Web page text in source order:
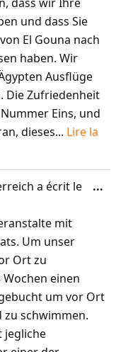
und dass Sie
El Gouna nach
haben. Wir
Ausflüge
Die Zufriedenheit
Eins, und
dieses... Lire la
a écrit le
mit
Um unser
Ort zu
einen
um vor Ort
zu schwimmen.
jegliche
...